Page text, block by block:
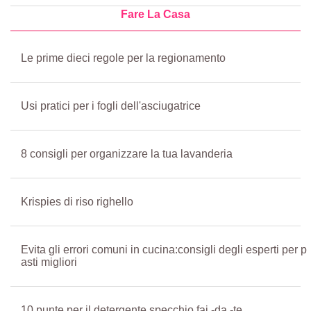
Fare La Casa
Le prime dieci regole per la regionamento
Usi pratici per i fogli dell'asciugatrice
8 consigli per organizzare la tua lavanderia
Krispies di riso righello
Evita gli errori comuni in cucina:consigli degli esperti per p
asti migliori